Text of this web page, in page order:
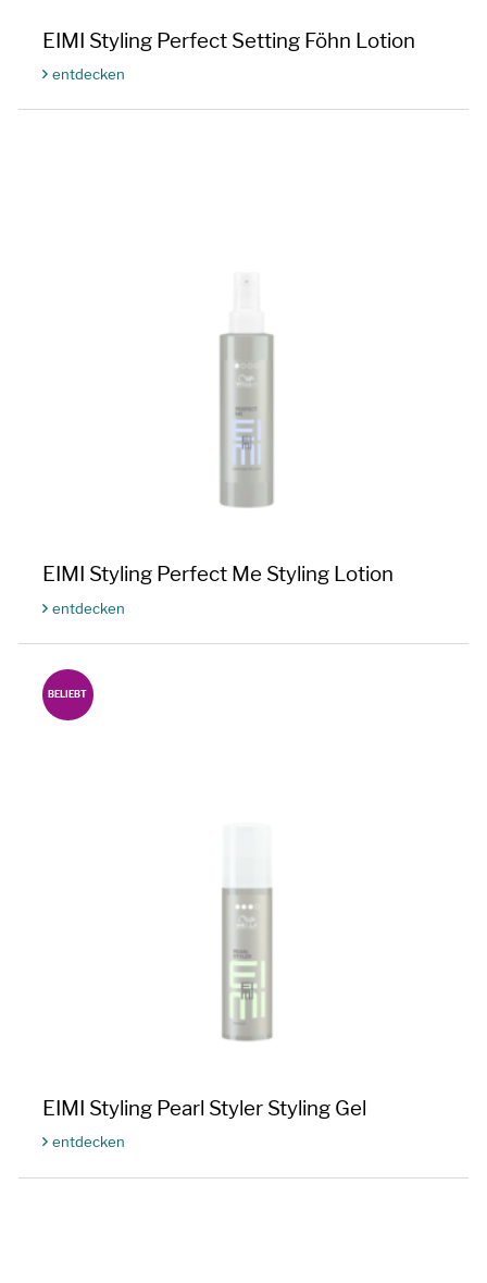
EIMI Styling Perfect Setting Föhn Lotion
entdecken
EIMI Styling Perfect Me Styling Lotion
entdecken
BELIEBT
EIMI Styling Pearl Styler Styling Gel
entdecken